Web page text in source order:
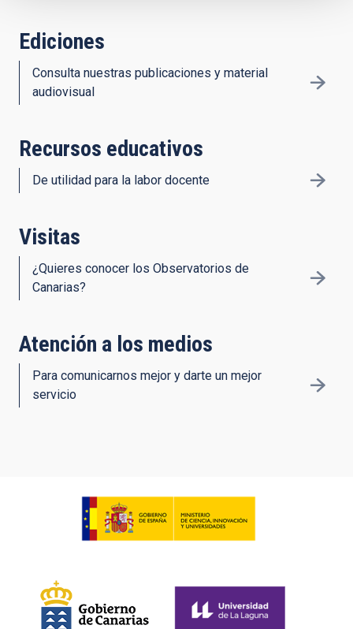
Ediciones
Consulta nuestras publicaciones y material
audiovisual
Recursos educativos
De utilidad para la labor docente
Visitas
¿Quieres conocer los Observatorios de
Canarias?
Atención a los medios
Para comunicarnos mejor y darte un mejor
servicio